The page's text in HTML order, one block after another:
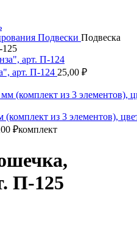
Подвески Подвеска
125
арт. П-124 25,00 ₽
из 3 элементов),
₽комплект
П-125